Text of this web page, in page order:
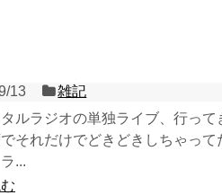
13
雑記
ルラジオの単独ライブ、行っ
それだけでどきどきしちゃって
...